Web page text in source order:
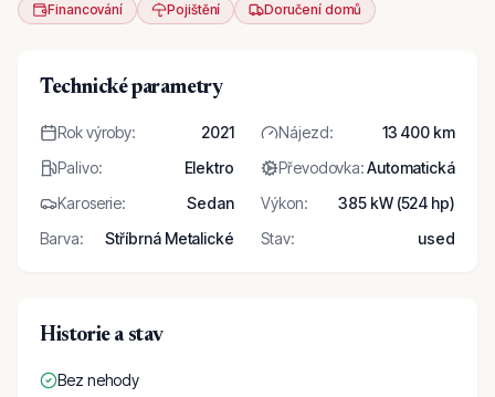
Financování
Pojištění Doručení domů
Technické parametry
Rok výroby: 2021 Nájezd:
13 400 km
Palivo: Elektro Převodovka:Automatická
Karoserie: Sedan Výkon:
385 kW (524 hp)
Barva: Stříbrná Metalické Stav: used
Historie a stav
Bez nehody